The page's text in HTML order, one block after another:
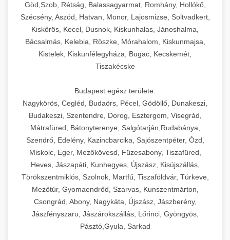
Göd,Szob, Rétság, Balassagyarmat, Romhány, Hollókő,
Szécsény, Aszód, Hatvan, Monor, Lajosmizse, Soltvadkert,
Kiskőrös, Kecel, Dusnok, Kiskunhalas, Jánoshalma,
Bácsalmás, Kelebia, Röszke, Mórahalom, Kiskunmajsa,
Kistelek, Kiskunfélegyháza, Bugac, Kecskemét,
Tiszakécske
Budapest egész területe:
Nagykörös, Cegléd, Budaörs, Pécel, Gödöllő, Dunakeszi,
Budakeszi, Szentendre, Dorog, Esztergom, Visegrád,
Mátrafüred, Bátonyterenye, Salgótarján,Rudabánya,
Szendrő, Edelény, Kazincbarcika, Sajószentpéter, Ózd,
Miskolc, Eger, Mezőkövesd, Füzesabony, Tiszafüred,
Heves, Jászapáti, Kunhegyes, Újszász, Kisújszállás,
Törökszentmiklós, Szolnok, Martfű, Tiszaföldvár, Túrkeve,
Mezőtúr, Gyomaendrőd, Szarvas, Kunszentmárton,
Csongrád, Abony, Nagykáta, Újszász, Jászberény,
Jászfényszaru, Jászárokszállás, Lőrinci, Gyöngyös,
Pásztó,Gyula, Sarkad